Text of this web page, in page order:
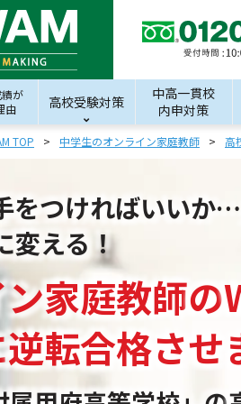
が
由
高校受験対策
中高一貫校
内申対策
TOP 中学生のオンライン家庭教師 高
をつければいいか
変える！
家庭教師の
逆転合格させ